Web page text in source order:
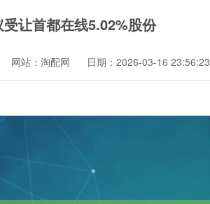
让首都在线5.02%股份
网站：淘配网 日期：2026-03-16 23:56:23